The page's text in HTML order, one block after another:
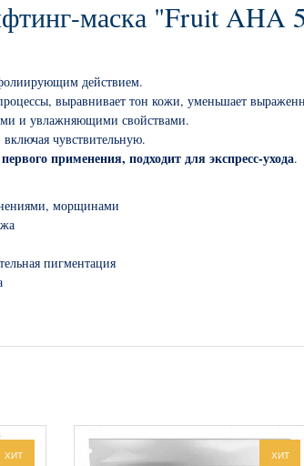
маска "Fruit AHA
действием.
выравнивает тон кожи, уменьшает
и увлажняющими свойствами.
чувствительную.
применения, подходит для экспресс-ухода.
морщинами
пигментация
ХИТ ХИТ